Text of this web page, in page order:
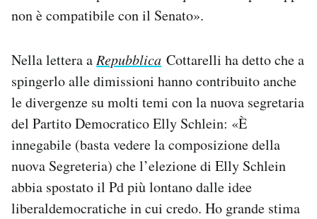
Hai bisogno di aiuto?
non è compatibile con il Senato».
Nella lettera aRepubblica Cottarelli ha detto che a
spingerlo alle dimissioni hanno contribuito anche
le divergenze su molti temi con la nuova segretaria
del Partito Democratico Elly Schlein: «È
innegabile (basta vedere la composizione della
nuova Segreteria) che l’elezione di Elly Schlein
abbia spostato il Pd più lontano dalle idee
liberaldemocratiche in cui credo. Ho grande stima